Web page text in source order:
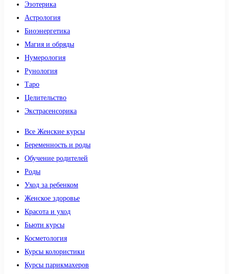
Эзотерика
Астрология
Биоэнергетика
Магия и обряды
Нумерология
Рунология
Таро
Целительство
Экстрасенсорика
Все Женские курсы
Беременность и роды
Обучение родителей
Роды
Уход за ребенком
Женское здоровье
Красота и уход
Бьюти курсы
Косметология
Курсы колористики
Курсы парикмахеров